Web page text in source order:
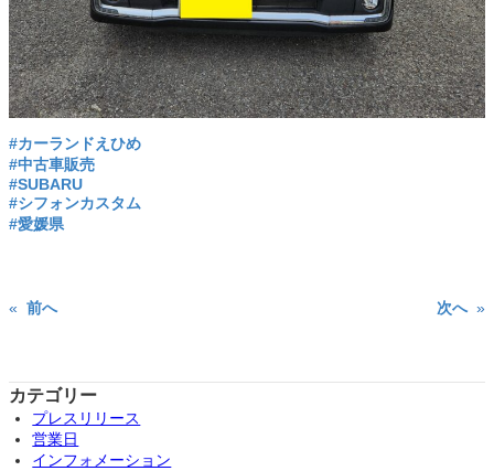
#カーランドえひめ
#中古車販売
#SUBARU
#シフォンカスタム
#愛媛県
« 前へ 次へ »
カテゴリー
プレスリリース
営業日
インフォメーション